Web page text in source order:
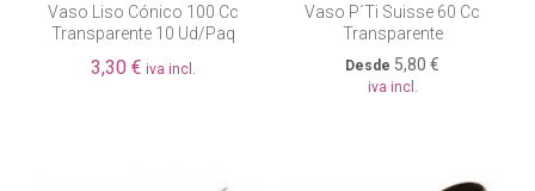
Vaso Liso Cónico 100 Cc
Transparente 10 Ud/paq
3,30 € iva incl.
Vaso P´ti Suisse 60 Cc
Transparente
Desde 5,80 €
iva incl.